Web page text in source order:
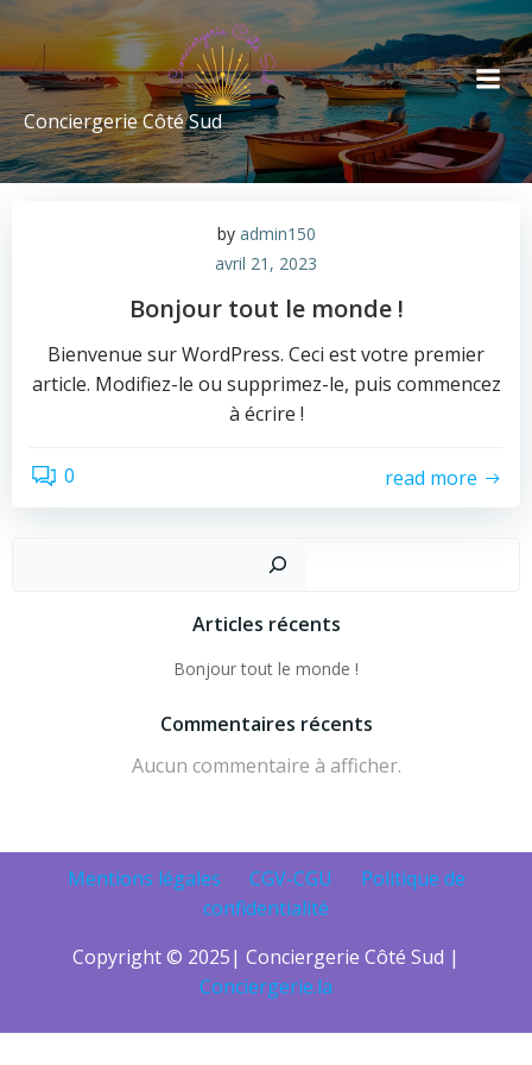
Conciergerie Côté Sud
by admin150
avril 21, 2023
Bonjour tout le monde !
Bienvenue sur WordPress. Ceci est votre premier
article. Modifiez-le ou supprimez-le, puis commencez
à écrire !
0 read more
Articles récents
Bonjour tout le monde !
Commentaires récents
Aucun commentaire à afficher.
Mentions légales CGV-CGU
Politique de
confidentialité
Copyright © 2025| Conciergerie Côté Sud |
Conciergerie.la